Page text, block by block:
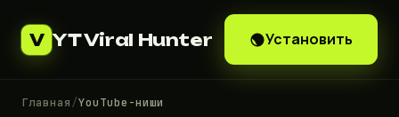
V YT Viral Hunter Установить
Главная/YouTube-ниши